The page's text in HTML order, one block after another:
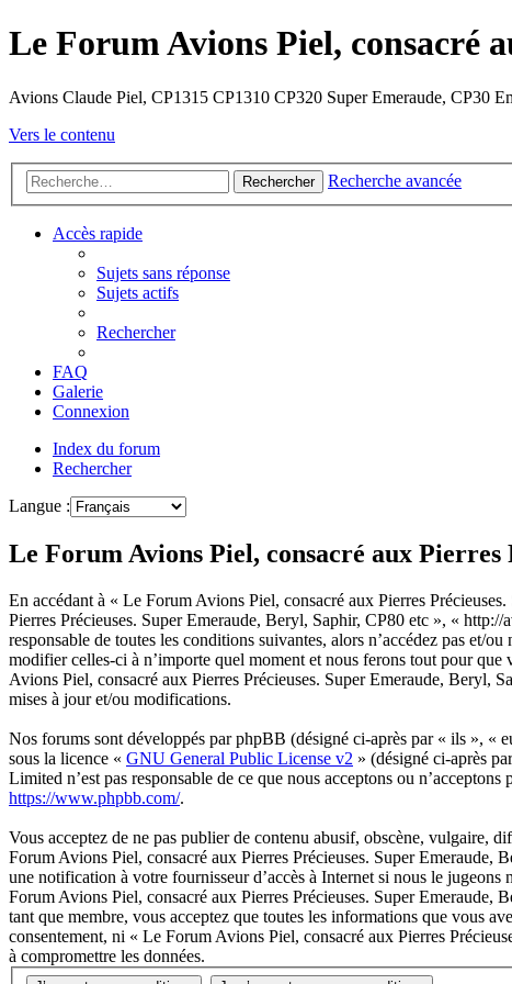
Le Forum Avions Piel, consacré
Avions Claude Piel, CP1315 CP1310 CP320 Super Emeraude, CP30
Vers le contenu
Rechercher Recherche avancée
Accès rapide
Sujets sans réponse
Sujets actifs
Rechercher
FAQ
Galerie
Connexion
Index du forum
Rechercher
Langue :
Le Forum Avions Piel, consacré aux
En accédant à « Le Forum Avions Piel, consacré aux Pierres
Pierres Précieuses. Super Emeraude, Beryl, Saphir, CP80 etc », «
responsable de toutes les conditions suivantes, alors n’accédez pas et/
modifier celles-ci à n’importe quel moment et nous ferons tout pour
Avions Piel, consacré aux Pierres Précieuses. Super Emeraude, Beryl,
mises à jour et/ou modifications.
Nos forums sont développés par phpBB (désigné ci-après par « ils »,
sous la licence « GNU General Public License v2 » (désigné ci-après
Limited n’est pas responsable de ce que nous acceptons ou
https://www.phpbb.com/.
Vous acceptez de ne pas publier de contenu abusif, obscène, vulgaire,
Forum Avions Piel, consacré aux Pierres Précieuses. Super Emeraude,
une notification à votre fournisseur d’accès à Internet si nous le jugeons
Forum Avions Piel, consacré aux Pierres Précieuses. Super Emeraude,
tant que membre, vous acceptez que toutes les informations que vous
consentement, ni « Le Forum Avions Piel, consacré aux Pierres
à compromettre les données.